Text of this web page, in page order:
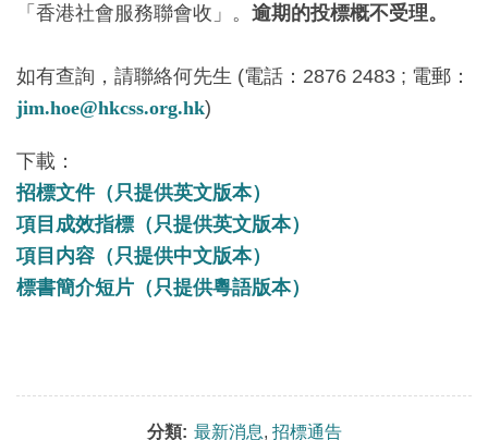
「香港社會服務聯會收」。 逾期的投標概不受理。
如有查詢，請聯絡何先生 (電話：2876 2483 ; 電郵：
jim.hoe@hkcss.org.hk)
下載：
招標文件（只提供英文版本）
項目成效指標（只提供英文版本）
項目内容（只提供中文版本）
標書簡介短片（只提供粵語版本）
分類: 最新消息, 招標通告